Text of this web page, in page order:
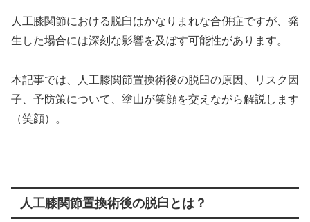
人工膝関節における脱臼はかなりまれな合併症ですが、発
生した場合には深刻な影響を及ぼす可能性があります。
本記事では、人工膝関節置換術後の脱臼の原因、リスク因
子、予防策について、塗山が笑顔を交えながら解説します
（笑顔）。
人工膝関節置換術後の脱臼とは？